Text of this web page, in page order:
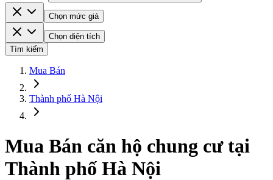
Chọn mức giá
Chọn diện tích
Tìm kiếm
Mua Bán
Thành phố Hà Nội
Mua Bán căn hộ chung cư tại
Thành phố Hà Nội